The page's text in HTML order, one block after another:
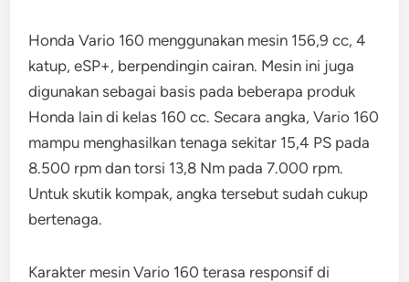
Honda Vario 160 menggunakan mesin 156,9 cc, 4
katup, eSP+, berpendingin cairan. Mesin ini juga
digunakan sebagai basis pada beberapa produk
Honda lain di kelas 160 cc. Secara angka, Vario 160
mampu menghasilkan tenaga sekitar 15,4 PS pada
8.500 rpm dan torsi 13,8 Nm pada 7.000 rpm.
Untuk skutik kompak, angka tersebut sudah cukup
bertenaga.
Karakter mesin Vario 160 terasa responsif di